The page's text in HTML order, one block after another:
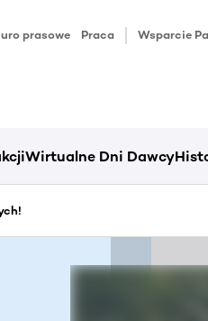
prasowe Praca Wsparcie
Wirtualne Dni Dawcy